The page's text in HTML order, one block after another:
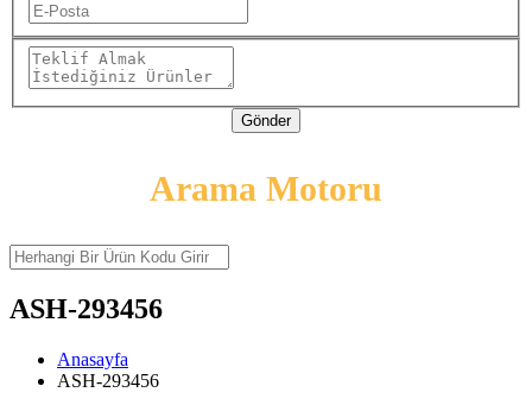
Gönder
Arama Motoru
ASH-293456
Anasayfa
ASH-293456